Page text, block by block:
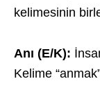
kelimesinin
Anı (E/K):
Kelime